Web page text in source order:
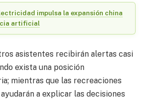
impulsa la expansión china
artificial
asistentes recibirán alertas casi
exista una posición
mientras que las recreaciones
a explicar las decisiones